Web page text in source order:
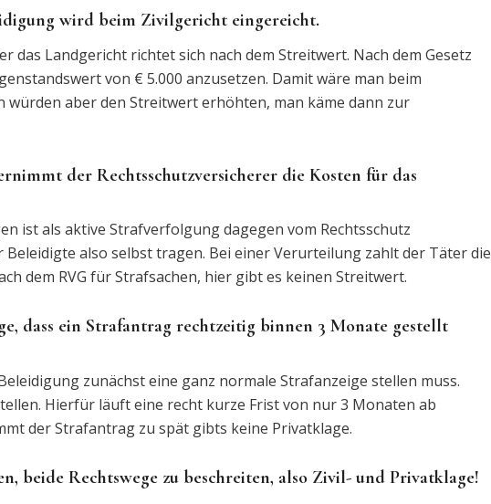
wird beim Zivilgericht eingereicht.
das Landgericht richtet sich nach dem Streitwert. Nach dem Gesetz
von € 5.000 anzusetzen. Damit wäre man beim
aber den Streitwert erhöhten, man käme dann zur
der Rechtsschutzversicherer die Kosten für das
ist als aktive Strafverfolgung dagegen vom Rechtsschutz
Beleidigte also selbst tragen. Bei einer Verurteilung zahlt der Täter die
dem RVG für Strafsachen, hier gibt es keinen Streitwert.
dass ein Strafantrag rechtzeitig binnen 3 Monate gestellt
zunächst eine ganz normale Strafanzeige stellen muss.
Hierfür läuft eine recht kurze Frist von nur 3 Monaten ab
der Strafantrag zu spät gibts keine Privatklage.
beide Rechtswege zu beschreiten, also Zivil- und Privatklage!